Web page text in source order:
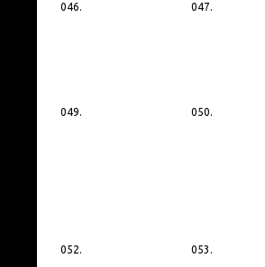
046. 047.
049. 050.
052. 053.